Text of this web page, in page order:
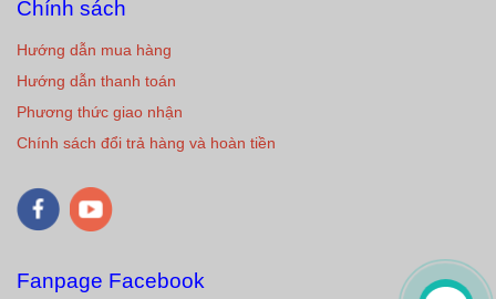
Chính sách
Hướng dẫn mua hàng
Hướng dẫn thanh toán
Phương thức giao nhận
Chính sách đổi trả hàng và hoàn tiền
Fanpage Facebook